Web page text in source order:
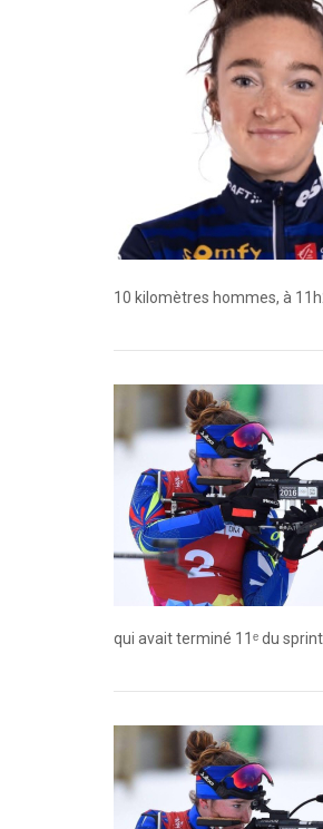
10 kilomètres hommes, à
qui avait terminé 11ᵉ du